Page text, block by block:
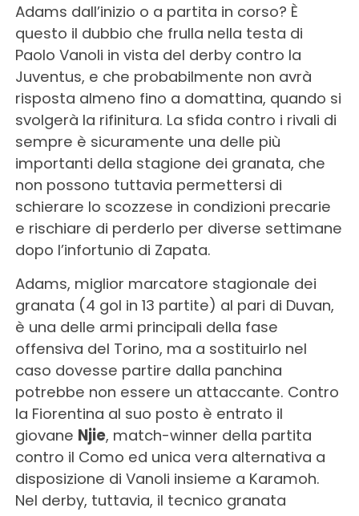
Adams dall’inizio o a partita in corso? È
questo il dubbio che frulla nella testa di
Paolo Vanoli in vista del derby contro la
Juventus, e che probabilmente non avrà
risposta almeno fino a domattina, quando si
svolgerà la rifinitura. La sfida contro i rivali di
sempre è sicuramente una delle più
importanti della stagione dei granata, che
non possono tuttavia permettersi di
schierare lo scozzese in condizioni precarie
e rischiare di perderlo per diverse settimane
dopo l’infortunio di Zapata.
Adams, miglior marcatore stagionale dei
granata (4 gol in 13 partite) al pari di Duvan,
è una delle armi principali della fase
offensiva del Torino, ma a sostituirlo nel
caso dovesse partire dalla panchina
potrebbe non essere un attaccante. Contro
la Fiorentina al suo posto è entrato il
giovane Njie, match-winner della partita
contro il Como ed unica vera alternativa a
disposizione di Vanoli insieme a Karamoh.
Nel derby, tuttavia, il tecnico granata